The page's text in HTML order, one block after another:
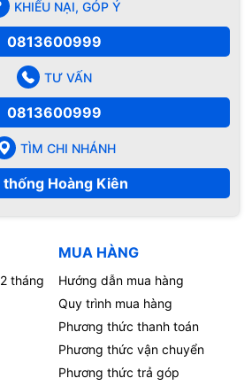
KHIẾU NẠI, GÓP Ý
0813600999
TƯ VẤN
0813600999
TÌM CHI NHÁNH
thống Hoàng Kiên
tháng
MUA HÀNG
Hướng dẫn mua hàng
Quy trình mua hàng
Phương thức thanh toán
Phương thức vận chuyển
Phương thức trả góp